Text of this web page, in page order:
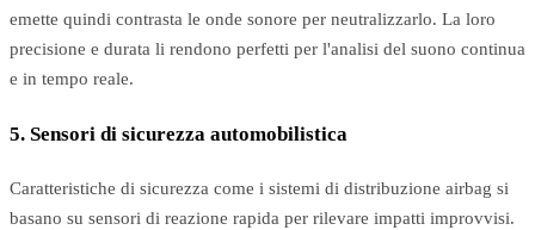
emette quindi contrasta le onde sonore per neutralizzarlo. La loro
precisione e durata li rendono perfetti per l'analisi del suono continua
e in tempo reale.
5. Sensori di sicurezza automobilistica
Caratteristiche di sicurezza come i sistemi di distribuzione airbag si
basano su sensori di reazione rapida per rilevare impatti improvvisi.